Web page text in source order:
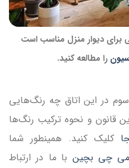
برای دیوار منزل مناسب است
را مطالعه کنید.
در این اتاق چه رنگ‌هایی
قانون و نحوه ترکیب رنگ‌ها
کلیک کنید. همینطور شما
چی بچین با ما در ارتباط